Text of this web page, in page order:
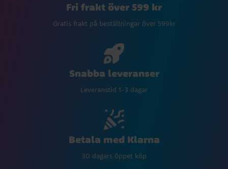
Fri frakt över 599 kr
Gratis frakt på beställningar över 599kr
Snabba leveranser
Leveranstid 1-3 dagar
Betala med Klarna
30 dagars öppet köp